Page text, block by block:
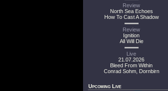
Review
North Sea Echoes
How To Cast A Shadow
Review
Ignition
All Will Die
Live
21.07.2026
Bleed From Within
Conrad Sohm, Dornbirn
Upcoming Live